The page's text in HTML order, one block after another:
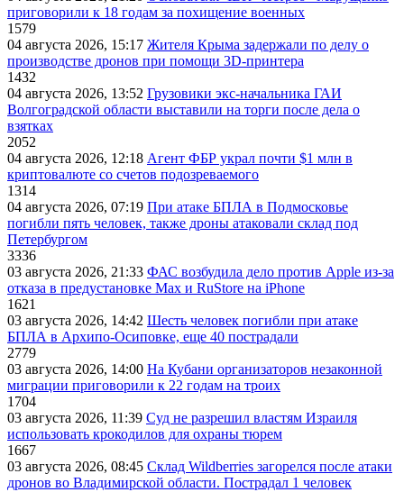
приговорили к 18 годам за похищение военных
1579
04 августа 2026, 15:17 Жителя Крыма задержали по делу о
производстве дронов при помощи 3D‑принтера
1432
04 августа 2026, 13:52 Грузовики экс-начальника ГАИ
Волгоградской области выставили на торги после дела о
взятках
2052
04 августа 2026, 12:18 Агент ФБР украл почти $1 млн в
криптовалюте со счетов подозреваемого
1314
04 августа 2026, 07:19 При атаке БПЛА в Подмосковье
погибли пять человек, также дроны атаковали склад под
Петербургом
3336
03 августа 2026, 21:33 ФАС возбудила дело против Apple из-за
отказа в предустановке Max и RuStore на iPhone
1621
03 августа 2026, 14:42 Шесть человек погибли при атаке
БПЛА в Архипо-Осиповке, еще 40 пострадали
2779
03 августа 2026, 14:00 На Кубани организаторов незаконной
миграции приговорили к 22 годам на троих
1704
03 августа 2026, 11:39 Суд не разрешил властям Израиля
использовать крокодилов для охраны тюрем
1667
03 августа 2026, 08:45 Склад Wildberries загорелся после атаки
дронов во Владимирской области. Пострадал 1 человек